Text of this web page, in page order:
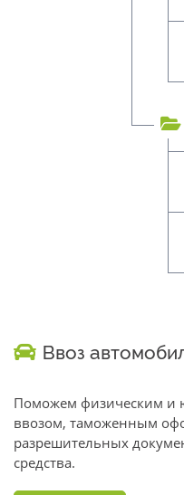
Ввоз
Поможем физическим и
ввозом, таможенным
разрешительных
средства.